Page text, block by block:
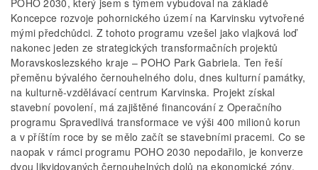
POHO 2030, který jsem s týmem vybudoval na základě
Koncepce rozvoje pohornického území na Karvinsku vytvořené
mými předchůdci. Z tohoto programu vzešel jako vlajková loď
nakonec jeden ze strategických transformačních projektů
Moravskoslezského kraje – POHO Park Gabriela. Ten řeší
přeměnu bývalého černouhelného dolu, dnes kulturní památky,
na kulturně-vzdělávací centrum Karvinska. Projekt získal
stavební povolení, má zajištěné financování z Operačního
programu Spravedlivá transformace ve výši 400 milionů korun
a v příštím roce by se mělo začít se stavebními pracemi. Co se
naopak v rámci programu POHO 2030 nepodařilo, je konverze
dvou likvidovaných černouhelných dolů na ekonomické zóny.